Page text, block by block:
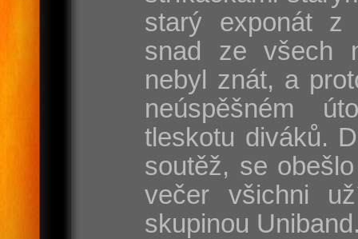
starý exponát z
snad ze všech
nebyl znát, a
neúspěšném
tleskotu diváků.
soutěž, se
večer všichni
skupinou